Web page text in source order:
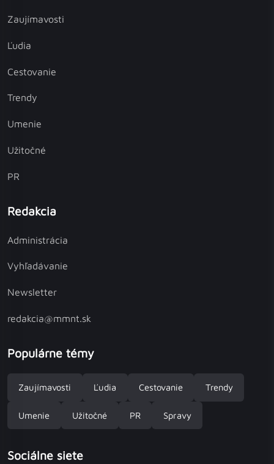
Zaujímavosti
Ľudia
Cestovanie
Trendy
Umenie
Užitočné
PR
Redakcia
Administrácia
Vyhľadávanie
Newsletter
redakcia@mmnt.sk
Populárne témy
Zaujímavosti Ľudia Cestovanie Trendy
Umenie Užitočné PR Spravy
Sociálne siete